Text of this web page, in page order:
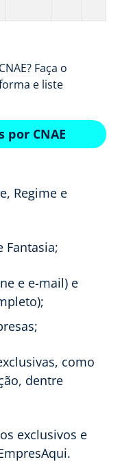
Faça o
e liste
por CNAE
Regime e
Fantasia;
e e-mail) e
como
dentre
exclusivos e